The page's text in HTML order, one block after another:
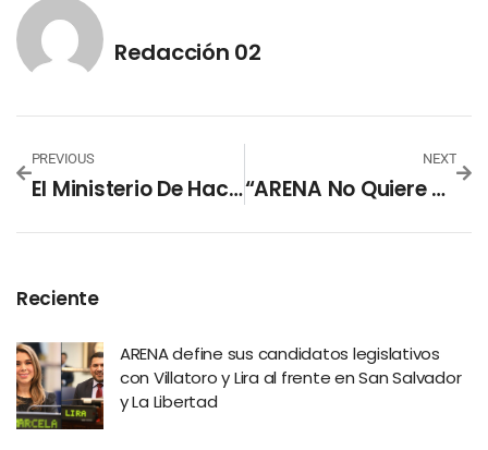
Redacción 02
PREVIOUS
El Ministerio De Hacienda Advierte Que Los Préstamos Autorizados Por La Asamblea No Han Sido Derogados
NEXT
“ARENA No Quiere Dar Su Voto Para Prorrogar El Estado De Emergencia”, Denuncia Milena Mayorga
Reciente
ARENA define sus candidatos legislativos
con Villatoro y Lira al frente en San Salvador
y La Libertad